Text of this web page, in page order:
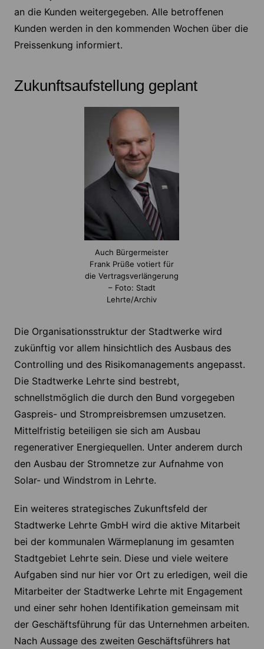
an die Kunden weitergegeben. Alle betroffenen
Kunden werden in den kommenden Wochen über die
Preissenkung informiert.
Zukunftsaufstellung geplant
Auch Bürgermeister
Frank Prüße votiert für
die Vertragsverlängerung
– Foto: Stadt
Lehrte/Archiv
Die Organisationsstruktur der Stadtwerke wird
zukünftig vor allem hinsichtlich des Ausbaus des
Controlling und des Risikomanagements angepasst.
Die Stadtwerke Lehrte sind bestrebt,
schnellstmöglich die durch den Bund vorgegeben
Gaspreis- und Strompreisbremsen umzusetzen.
Mittelfristig beteiligen sie sich am Ausbau
regenerativer Energiequellen. Unter anderem durch
den Ausbau der Stromnetze zur Aufnahme von
Solar- und Windstrom in Lehrte.
Ein weiteres strategisches Zukunftsfeld der
Stadtwerke Lehrte GmbH wird die aktive Mitarbeit
bei der kommunalen Wärmeplanung im gesamten
Stadtgebiet Lehrte sein. Diese und viele weitere
Aufgaben sind nur hier vor Ort zu erledigen, weil die
Mitarbeiter der Stadtwerke Lehrte mit Engagement
und einer sehr hohen Identifikation gemeinsam mit
der Geschäftsführung für das Unternehmen arbeiten.
Nach Aussage des zweiten Geschäftsführers hat